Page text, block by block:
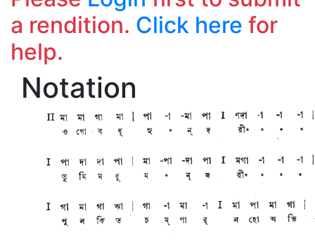
a rendition. Click here for
help.
Notation